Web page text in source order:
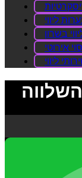
ליווי
בשרון
אירוטי
ליווי